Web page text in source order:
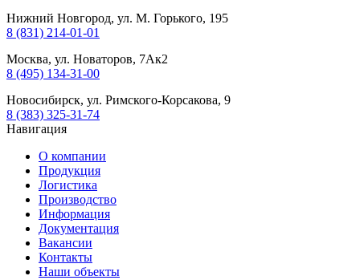
Нижний Новгород, ул. М. Горького, 195
8 (831) 214-01-01
Москва, ул. Новаторов, 7Ак2
8 (495) 134-31-00
Новосибирск, ул. Римского-Корсакова, 9
8 (383) 325-31-74
Навигация
О компании
Продукция
Логистика
Производство
Информация
Документация
Вакансии
Контакты
Наши объекты